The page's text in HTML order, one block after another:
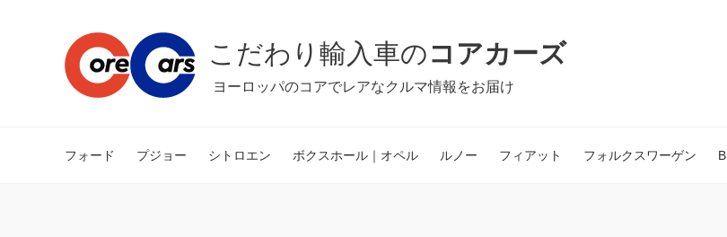
こだわり輸入車のコアカーズ
ヨーロッパのコアでレアなクルマ情報をお届け
フォード プジョー シトロエン ボクスホール｜オペル ルノー フィアット フォルクスワーゲン